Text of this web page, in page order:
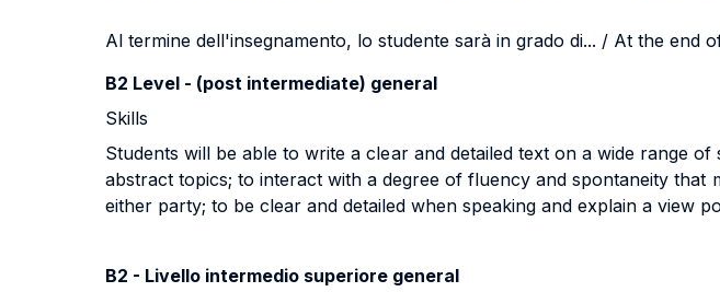
Al termine dell'insegnamento, lo studente sarà in grado di... / At the end
B2 Level - (post intermediate) general
Skills
Students will be able to write a clear and detailed text on a wide range
abstract topics; to interact with a degree of fluency and spontaneity
either party; to be clear and detailed when speaking and explain a view
B2 - Livello intermedio superiore general